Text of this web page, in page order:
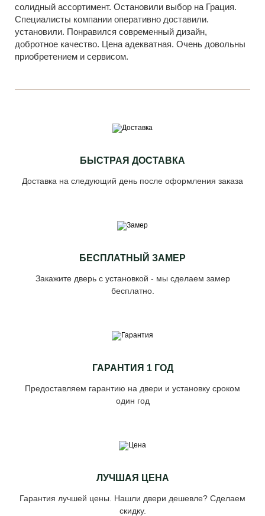
солидный ассортимент. Остановили выбор на Грация.
Специалисты компании оперативно доставили.
установили. Понравился современный дизайн,
добротное качество. Цена адекватная. Очень довольны
приобретением и сервисом.
БЫСТРАЯ ДОСТАВКА
Доставка на следующий день после оформления заказа
БЕСПЛАТНЫЙ ЗАМЕР
Закажите дверь с установкой - мы сделаем замер
бесплатно.
ГАРАНТИЯ 1 ГОД
Предоставляем гарантию на двери и установку сроком
один год
ЛУЧШАЯ ЦЕНА
Гарантия лучшей цены. Нашли двери дешевле? Сделаем
скидку.